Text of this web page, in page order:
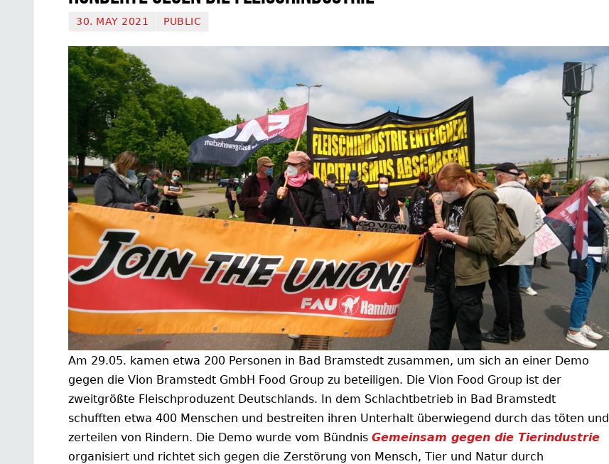
30. MAY 2021 PUBLIC
Am 29.05. kamen etwa 200 Personen in Bad Bramstedt zusammen, um sich an einer Demo
gegen die Vion Bramstedt GmbH Food Group zu beteiligen. Die Vion Food Group ist der
zweitgrößte Fleischproduzent Deutschlands. In dem Schlachtbetrieb in Bad Bramstedt
schufften etwa 400 Menschen und bestreiten ihren Unterhalt überwiegend durch das töten und
zerteilen von Rindern. Die Demo wurde vom Bündnis Gemeinsam gegen die Tierindustrie
organisiert und richtet sich gegen die Zerstörung von Mensch, Tier und Natur durch